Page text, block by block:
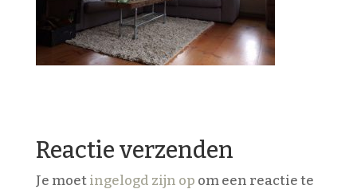
Reactie verzenden
Je moetingelogd zijn op om een reactie te